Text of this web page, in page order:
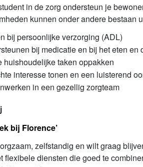
in de zorg ondersteun je
kunnen onder andere bestaan
bij persoonlijke verzorging (ADL)
bij medicatie en bij het eten en
huishoudelijke taken oppakken
interesse tonen en een luisterend
in een gezellig zorgteam
bij Florence’
zelfstandig en wilt graag
flexibele diensten die goed te